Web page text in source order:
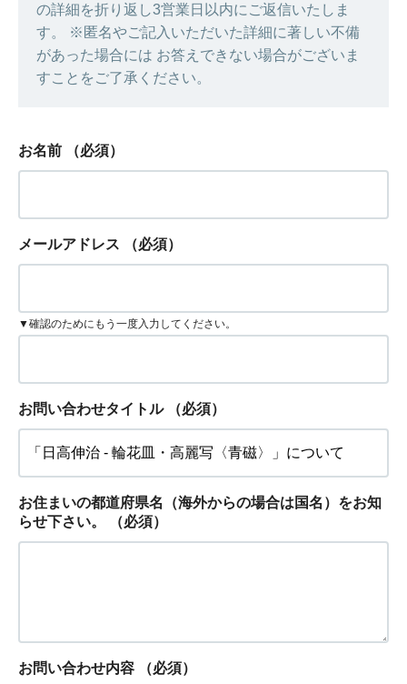
の詳細を折り返し3営業日以内にご返信いたしま
す。 ※匿名やご記入いただいた詳細に著しい不備
があった場合には お答えできない場合がございま
すことをご了承ください。
お名前 （必須）
メールアドレス （必須）
▼確認のためにもう一度入力してください。
お問い合わせタイトル （必須）
お住まいの都道府県名（海外からの場合は国名）をお知
らせ下さい。
（必須）
お問い合わせ内容 （必須）